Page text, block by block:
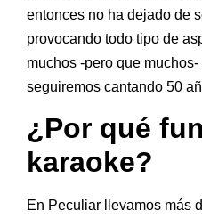
entonces no ha dejado de
provocando todo tipo de
muchos -pero que
seguiremos cantando 50
¿Por qué
karaoke?
En Peculiar llevamos más